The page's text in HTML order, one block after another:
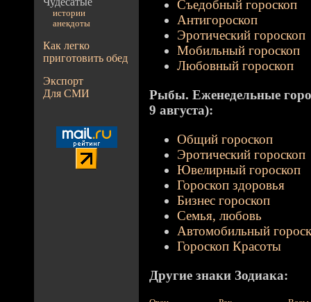
истории
анекдоты
Как легко
приготовить обед
Экспорт
Для СМИ
Съедобный гороскоп
Антигороскоп
Эротический гороскоп
Мобильный гороскоп
Любовный гороскоп
Рыбы. Еженедельные
9 августа):
Общий гороскоп
Эротический гороскоп
Ювелирный гороскоп
Гороскоп здоровья
Бизнес гороскоп
Семья, любовь
Автомобильный
Гороскоп Красоты
Другие знаки Зодиака: